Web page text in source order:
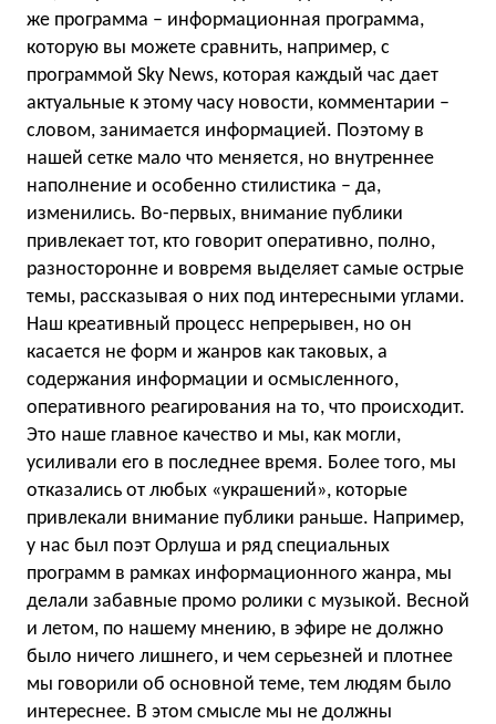
же программа – информационная программа,
которую вы можете сравнить, например, с
программой Sky News, которая каждый час дает
актуальные к этому часу новости, комментарии –
словом, занимается информацией. Поэтому в
нашей сетке мало что меняется, но внутреннее
наполнение и особенно стилистика – да,
изменились. Во-первых, внимание публики
привлекает тот, кто говорит оперативно, полно,
разносторонне и вовремя выделяет самые острые
темы, рассказывая о них под интересными углами.
Наш креативный процесс непрерывен, но он
касается не форм и жанров как таковых, а
содержания информации и осмысленного,
оперативного реагирования на то, что происходит.
Это наше главное качество и мы, как могли,
усиливали его в последнее время. Более того, мы
отказались от любых «украшений», которые
привлекали внимание публики раньше. Например,
у нас был поэт Орлуша и ряд специальных
программ в рамках информационного жанра, мы
делали забавные промо ролики с музыкой. Весной
и летом, по нашему мнению, в эфире не должно
было ничего лишнего, и чем серьезней и плотнее
мы говорили об основной теме, тем людям было
интереснее. В этом смысле мы не должны